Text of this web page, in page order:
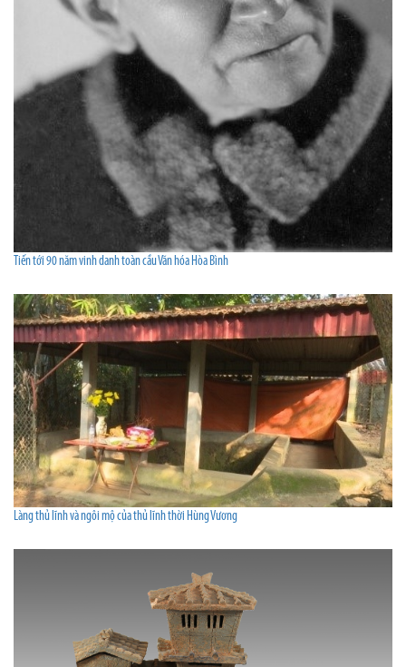
Tiến tới 90 năm vinh danh toàn cầu Văn hóa Hòa Bình
Làng thủ lĩnh và ngôi mộ của thủ lĩnh thời Hùng Vương